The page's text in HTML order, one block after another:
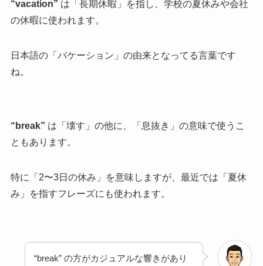
“vacation” は「長期休暇」を指し、学校の夏休みや会社
の休暇に使われます。
日本語の「バケーション」の由来となってる言葉です
ね。
“break” は「壊す」の他に、「息抜き」の意味で使うこ
ともあります。
特に「2〜3日の休み」を意味しますが、最近では「夏休
み」を指すフレーズにも使われます。
“break” の方がカジュアルな響きがあり